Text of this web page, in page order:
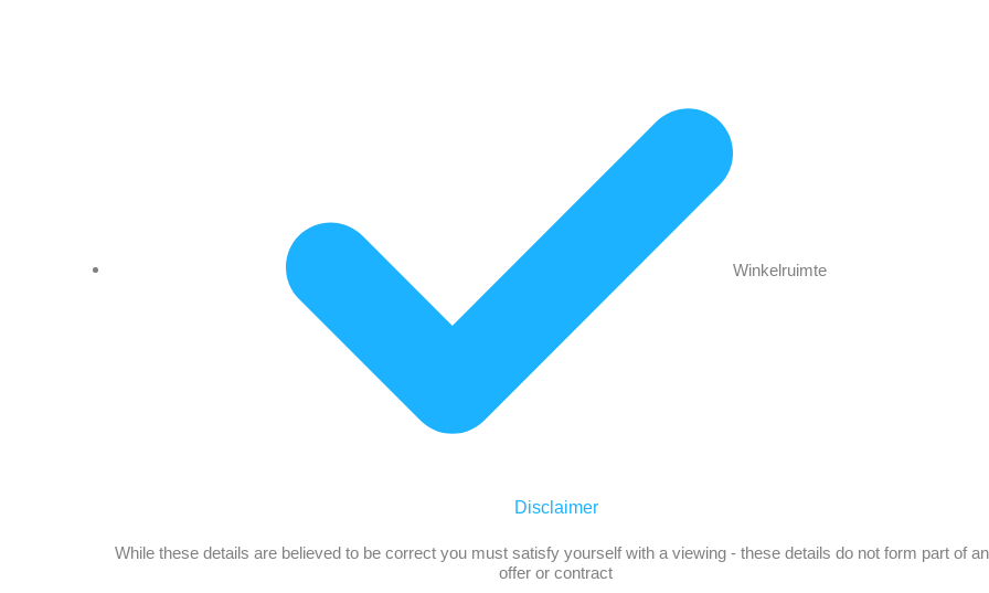
Winkelruimte
Disclaimer
While these details are believed to be correct you must satisfy yourself with a viewing - these details do not form part of
offer or contract